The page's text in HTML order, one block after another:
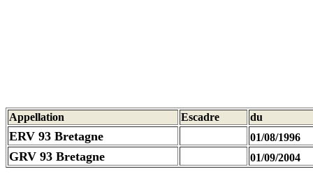
Appellation Escadre du
ERV 93 Bretagne 01/08/1996
GRV 93 Bretagne 01/09/2004